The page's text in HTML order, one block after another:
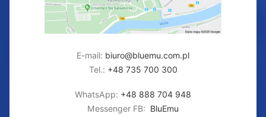
E-mail: biuro@bluemu.com.pl
Tel.: +48 735 700 300
WhatsApp: +48 888 704 948
Messenger FB: BluEmu